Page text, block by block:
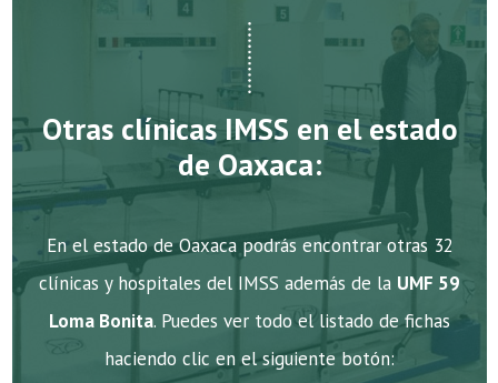
Otras clínicas IMSS en el estado
de Oaxaca:
En el estado de Oaxaca podrás encontrar otras 32
clínicas y hospitales del IMSS además de la UMF 59
Loma Bonita. Puedes ver todo el listado de fichas
haciendo clic en el siguiente botón: